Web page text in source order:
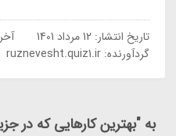
تاریخ انتشار:12 مرداد 1401
گردآورنده:ruznevesht.quiz1.ir
به "بهترین کارهایی که در